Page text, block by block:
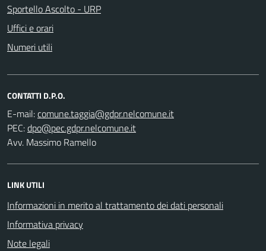
Sportello Ascolto - URP
Uffici e orari
Numeri utili
CONTATTI D.P.O.
E-mail:
PEC:
Avv. Massimo Ramello
LINK UTILI
Informazioni in merito al trattamento dei dati personali
Informativa privacy
Note legali